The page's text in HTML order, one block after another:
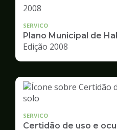
SERVICO
Plano Municipal de
Edição 2008
SERVICO
Certidão de uso e